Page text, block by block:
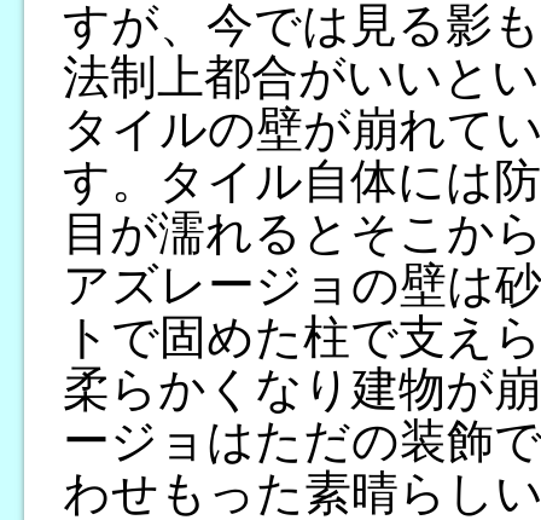
すが、今では見る影
法制上都合がいいと
タイルの壁が崩れて
す。タイル自体には
目が濡れるとそこか
アズレージョの壁は
トで固めた柱で支え
柔らかくなり建物が
ージョはただの装飾
わせもった素晴らし